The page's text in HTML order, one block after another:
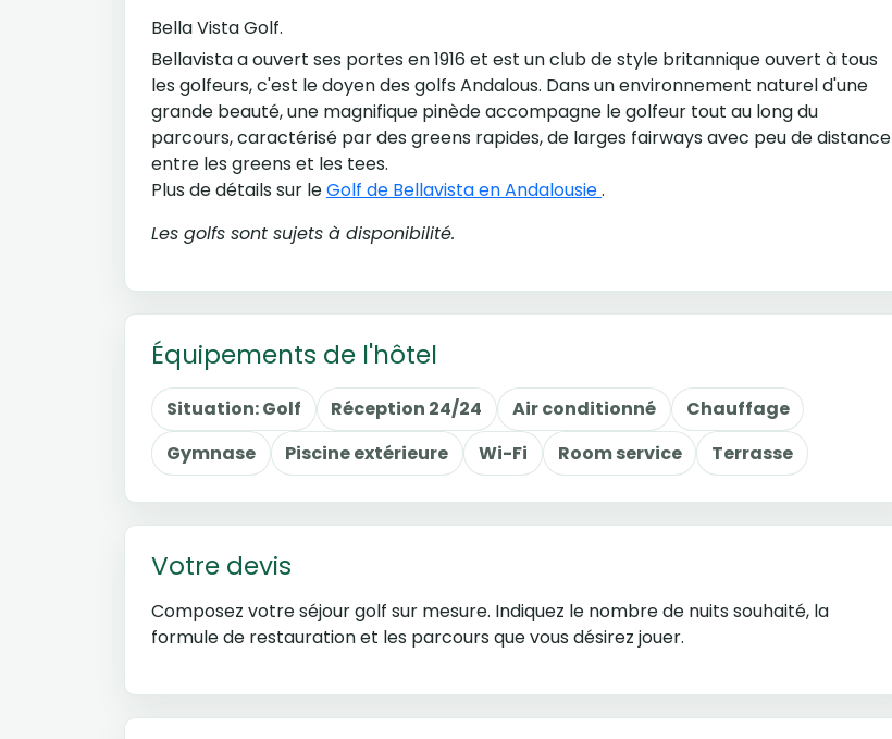
Bella Vista Golf.
Bellavista a ouvert ses portes en 1916 et est un club de style britannique ouvert à tous
les golfeurs, c'est le doyen des golfs Andalous. Dans un environnement naturel d'une
grande beauté, une magnifique pinède accompagne le golfeur tout au long du
parcours, caractérisé par des greens rapides, de larges fairways avec peu de distance
entre les greens et les tees.
Plus de détails sur leGolf de Bellavista en Andalousie.
Les golfs sont sujets à disponibilité.
Équipements de l'hôtel
Situation: Golf Réception 24/24 Air conditionné
Chauffage
Gymnase
Piscine extérieure Wi-Fi Room service Terrasse
Votre devis
Composez votre séjour golf sur mesure. Indiquez le nombre de nuits souhaité, la
formule de restauration et les parcours que vous désirez jouer.